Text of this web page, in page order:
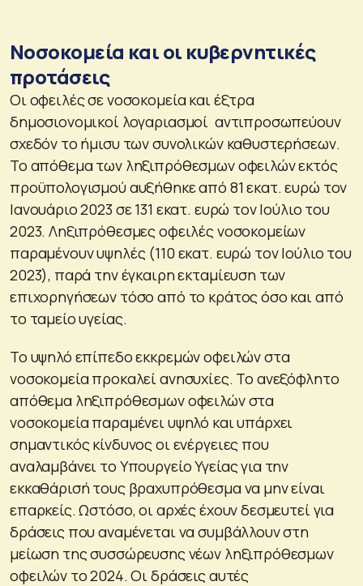
Νοσοκομεία και οι κυβερνητικές
προτάσεις
Οι οφειλές σε νοσοκομεία και έξτρα
δημοσιονομικοί λογαριασμοί αντιπροσωπεύουν
σχεδόν το ήμισυ των συνολικών καθυστερήσεων.
Το απόθεμα των ληξιπρόθεσμων οφειλών εκτός
προϋπολογισμού αυξήθηκε από 81 εκατ. ευρώ τον
Ιανουάριο 2023 σε 131 εκατ. ευρώ τον Ιούλιο του
2023. Ληξιπρόθεσμες οφειλές νοσοκομείων
παραμένουν υψηλές (110 εκατ. ευρώ τον Ιούλιο του
2023), παρά την έγκαιρη εκταμίευση των
επιχορηγήσεων τόσο από το κράτος όσο και από
το ταμείο υγείας.
Το υψηλό επίπεδο εκκρεμών οφειλών στα
νοσοκομεία προκαλεί ανησυχίες. Το ανεξόφλητο
απόθεμα ληξιπρόθεσμων οφειλών στα
νοσοκομεία παραμένει υψηλό και υπάρχει
σημαντικός κίνδυνος οι ενέργειες που
αναλαμβάνει το Υπουργείο Υγείας για την
εκκαθάρισή τους βραχυπρόθεσμα να μην είναι
επαρκείς. Ωστόσο, οι αρχές έχουν δεσμευτεί για
δράσεις που αναμένεται να συμβάλλουν στη
μείωση της συσσώρευσης νέων ληξιπρόθεσμων
οφειλών το 2024. Οι δράσεις αυτές